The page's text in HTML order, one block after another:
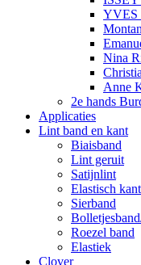
YVES
Nina
Anne
2e hands
Applicaties
Lint band en kant
Biaisband
Lint geruit
Satijnlint
Elastisch kant
Sierband
Roezel band
Elastiek
Clover